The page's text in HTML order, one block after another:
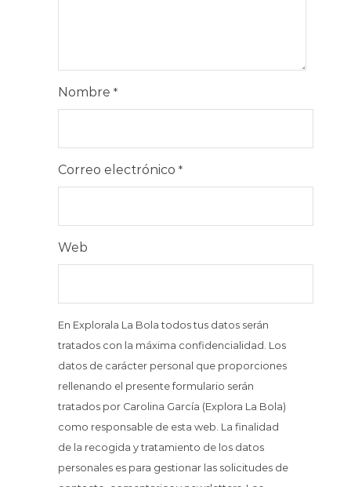
Nombre *
Correo electrónico *
Web
En Explorala La Bola todos tus datos serán
tratados con la máxima confidencialidad. Los
datos de carácter personal que proporciones
rellenando el presente formulario serán
tratados por Carolina García (Explora La Bola)
como responsable de esta web. La finalidad
de la recogida y tratamiento de los datos
personales es para gestionar las solicitudes de